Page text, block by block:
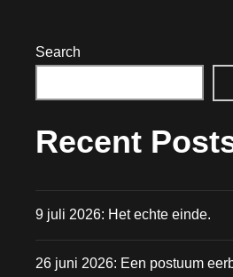
Search
Recent
9 juli 2026: Het echte einde.
26 juni 2026: Een postuum